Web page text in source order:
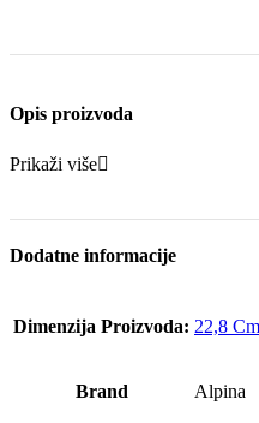
Opis proizvoda
Prikaži više
Dodatne informacije
Dimenzija Proizvoda: 22,8 Cm
Brand Alpina